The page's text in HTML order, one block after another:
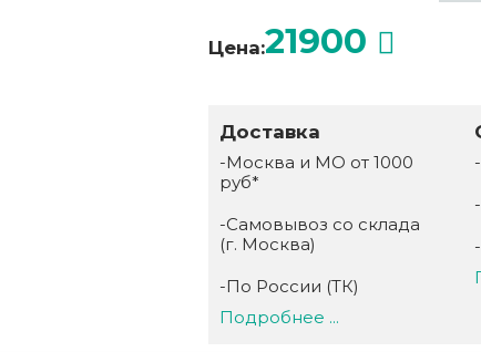
Цена:21900
Доставка
-Москва и МО от 1000
руб*
-Самовывоз со склада
(г. Москва)
-По России (ТК)
Подробнее ...